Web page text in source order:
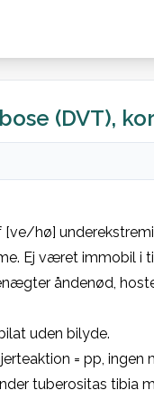
(DVT),
hø]
Ej været immobil i
åndenød,
uden bilyde.
= pp, ingen
tuberositas tibia